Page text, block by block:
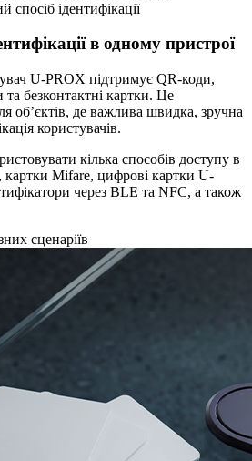
спосіб ідентифікації
в одному пристрої
U-PROX підтримує QR-коди,
та безконтактні картки. Це
об’єктів, де важлива швидка, зручна
користувачів.
кілька способів доступу в
картки Mifare, цифрові картки U-
через BLE та NFC, а також